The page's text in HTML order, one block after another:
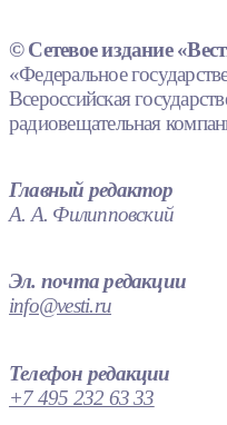
© Сетевое издание
«Федеральное
Всероссийская
радиовещательная
Главный редактор
А. А. Филипповский
Эл. почта редакции
info@vesti.ru
Телефон редакции
+7 495 232 63 33